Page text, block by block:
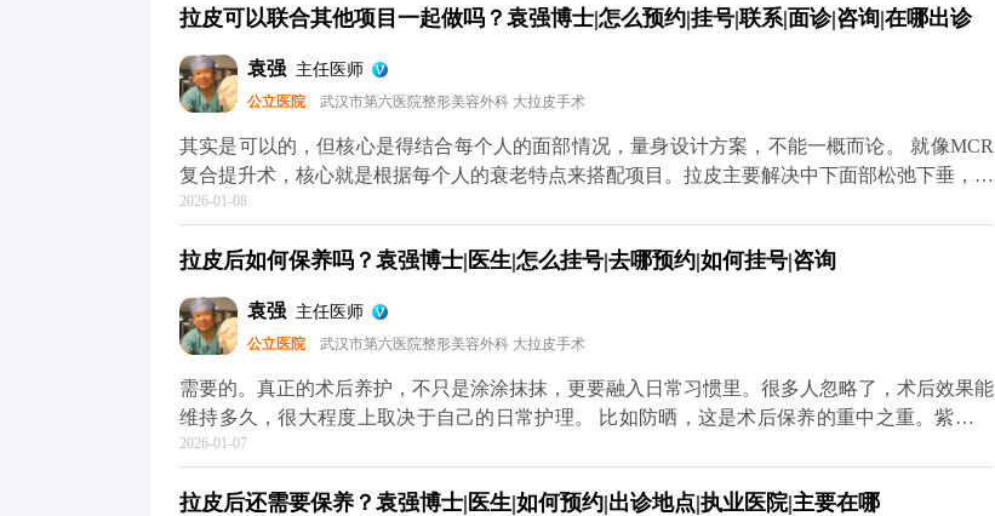
物、海鲜和牛羊肉这些“发物”也先忌口，饮食清淡软烂一些。出院后可以散散步，但一个月内别
护理，拉皮切口愈合大多都很理想，不用过度焦虑。 想知道更多关于MCR复合提升术的问题，
可以去官方媒体平台（公众号、百家号、小红薯）预约面诊，详细了解。
拉皮可以联合其他项目一起做吗？袁强博士|怎么预约|挂号|联系|面诊|咨询|在哪出诊
袁强 主任医师
公立医院 武汉市第六医院整形美容外科 大拉皮手术
其实是可以的，但核心是得结合每个人的面部情况，量身设计方案，不能一概而论。 就像MCR
复合提升术，核心就是根据每个人的衰老特点来搭配项目。拉皮主要解决中下面部松弛下垂，但
很多人眼周问题也很明显，比如上眼皮松、眼角往下掉，或者眼袋突出，这种时候单做拉皮就不
比如提眉能顺便改善眉形和上眼皮松弛，祛眼袋分内路和外路，内路适合单纯脂肪膨出的，外路
议，要是时间充裕，分阶段做会更稳妥。先做拉皮把整体轮廓提上来，等面部状态稳定了（大概
半年左右），再针对性调整眼周，这样最终效果会更协调自然。 想知道更多关于MCR复合提升
术的问题，可以去官方媒体平台（公众号、百家号、小红薯）预约面诊，详细了解。
2026-01-08
拉皮后如何保养吗？袁强博士|医生|怎么挂号|去哪预约|如何挂号|咨询
袁强 主任医师
公立医院 武汉市第六医院整形美容外科 大拉皮手术
需要的。真正的术后养护，不只是涂涂抹抹，更要融入日常习惯里。很多人忽略了，术后效果能
维持多久，很大程度上取决于自己的日常护理。 比如防晒，这是术后保养的重中之重。紫外线
是皮肤老化的头号元凶，术后如果不做好防晒，不仅容易出现色素沉着，还会加速胶原分解，让
容易暗沉，还可能让松弛问题复发。 另外，表情管理也很关键。虽然术后表情会慢慢恢复自
2026-01-07
拉皮后还需要保养？袁强博士|医生|如何预约|出诊地点|执业医院|主要在哪